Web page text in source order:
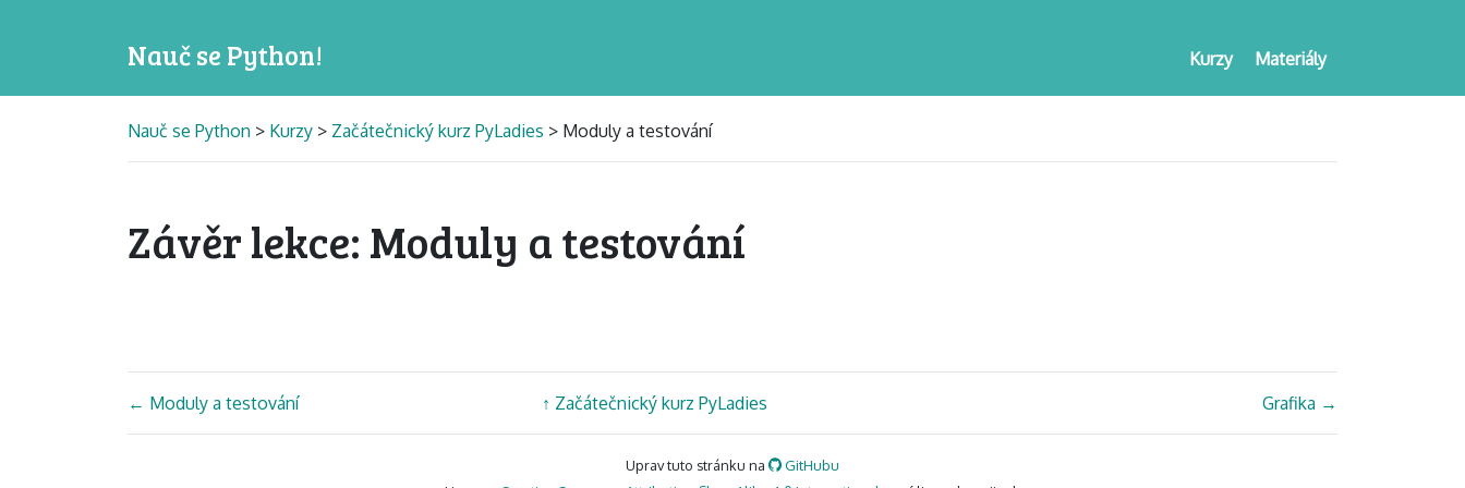
Nauč se Python! Materiály
Kurzy
Nauč se Python > Kurzy > Začátečnický kurz PyLadies > Moduly a testování
Závěr lekce: Moduly a testování
← Moduly a testování ↑ Začátečnický kurz PyLadies Grafika →
Uprav tuto stránku na
GitHubu